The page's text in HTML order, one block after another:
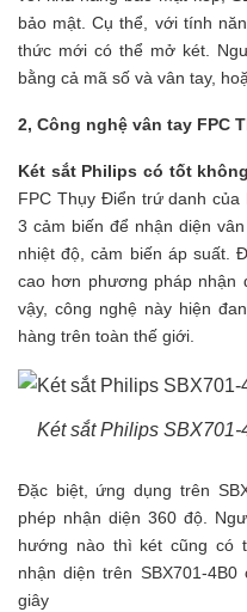
bảo mật. Cụ thể, với tính
thức mới có thể mở két.
bằng cả mã số và vân tay,
2, Công nghệ vân tay FPC
Két sắt Philips có tốt
FPC Thụy Điển trứ danh
3 cảm biến để nhận diện
nhiệt độ, cảm biến áp suất.
cao hơn phương pháp nhận
vậy, công nghệ này hiện
hàng trên toàn thế giới.
Két sắt Philips
Đặc biệt, ứng dụng trên
phép nhận diện 360 độ.
hướng nào thì két cũng có
nhận diện trên SBX701-
giây